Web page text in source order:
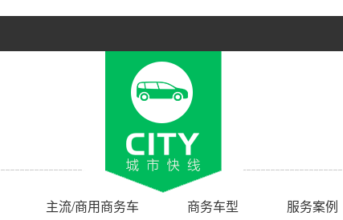
主流/商用商务车 商务车型 服务案例